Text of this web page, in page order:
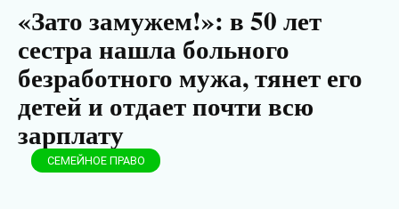
«Зато замужем!»: в 50 лет
сестра нашла больного
безработного мужа, тянет его
детей и отдает почти всю
зарплату
СЕМЕЙНОЕ ПРАВО